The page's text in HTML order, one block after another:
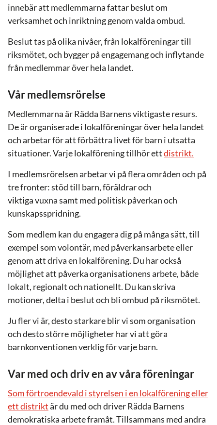
innebär att medlemmarna fattar beslut om
verksamhet och inriktning genom valda ombud.
Beslut tas på olika nivåer, från lokalföreningar till
riksmötet, och bygger på engagemang och inflytande
från medlemmar över hela landet.
Vår medlemsrörelse
Medlemmarna är Rädda Barnens viktigaste resurs.
De är organiserade i lokalföreningar över hela landet
och arbetar för att förbättra livet för barn i utsatta
situationer. Varje lokalförening tillhör ettdistrikt.
I medlemsrörelsen arbetar vi på flera områden och på
tre fronter: stöd till barn, föräldrar och
viktiga vuxna samt med politisk påverkan och
kunskapsspridning.
Som medlem kan du engagera dig på många sätt, till
exempel som volontär, med påverkansarbete eller
genom att driva en lokalförening. Du har också
möjlighet att påverka organisationens arbete, både
lokalt, regionalt och nationellt. Du kan skriva
motioner, delta i beslut och bli ombud på riksmötet.
Ju fler vi är, desto starkare blir vi som organisation
och desto större möjligheter har vi att göra
barnkonventionen verklig för varje barn.
Var med och driv en av våra föreningar
Som förtroendevald i styrelsen i en lokalförening eller
ett distriktär du med och driver Rädda Barnens
demokratiska arbete framåt. Tillsammans med andra